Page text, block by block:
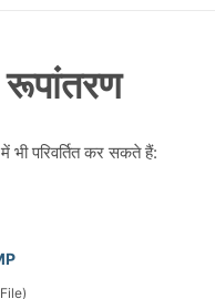
परिवर्तित कर सकते हैं: